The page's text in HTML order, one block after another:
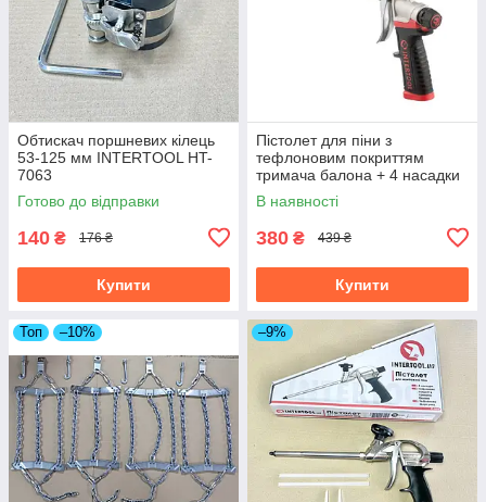
Обтискач поршневих кілець
53-125 мм INTERTOOL HT-
7063
Готово до відправки
140 ₴ 176 ₴
Купити
Пістолет для піни з
тефлоновим покриттям
тримача балона + 4 насадки
професійний INTERTOOL PT-
0609
В наявності
380 ₴ 439 ₴
Купити
Топ –10% –9%